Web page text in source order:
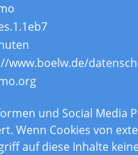
www.boelw.de/
und Social Media
Wenn Cookies von
auf diese Inhalte